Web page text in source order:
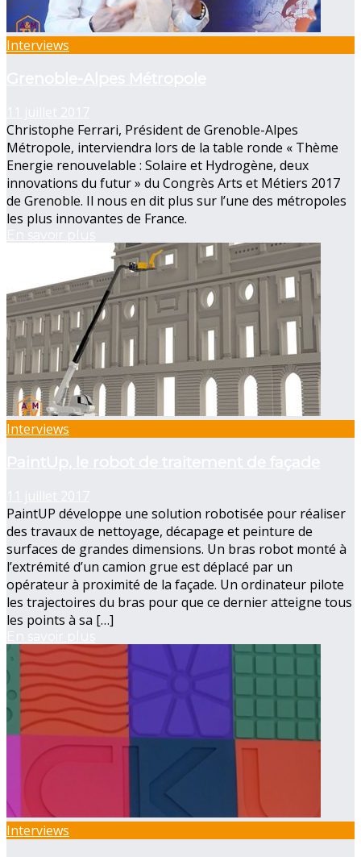
Interviews
Christophe Ferrari, Président de Grenoble-Alpes
Métropole, interviendra lors de la table ronde « Thème
Energie renouvelable : Solaire et Hydrogène, deux
innovations du futur » du Congrès Arts et Métiers 2017
de Grenoble. Il nous en dit plus sur l’une des métropoles
les plus innovantes de France.
Interviews
PaintUP développe une solution robotisée pour réaliser
des travaux de nettoyage, décapage et peinture de
surfaces de grandes dimensions. Un bras robot monté à
l’extrémité d’un camion grue est déplacé par un
opérateur à proximité de la façade. Un ordinateur pilote
les trajectoires du bras pour que ce dernier atteigne tous
les points à sa […]
Interviews